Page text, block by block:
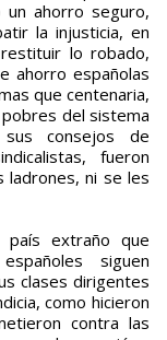
un ahorro seguro,
la injusticia, en
lo robado,
ahorro españolas
que centenaria,
del sistema
consejos de
fueron
ladrones, ni se les
país extraño que
siguen
clases dirigentes
como hicieron
contra las